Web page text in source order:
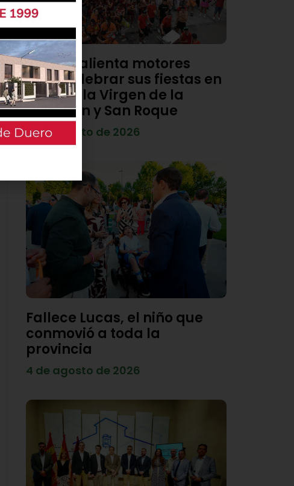
Viana calienta motores
para celebrar sus fiestas en
honor a la Virgen de la
Asunción y San Roque
4 de agosto de 2026
Fallece Lucas, el niño que
conmovió a toda la
provincia
4 de agosto de 2026